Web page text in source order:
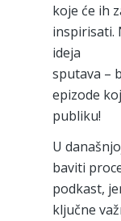
koje će ih
inspirisati.
ideja
sputava –
epizode
publiku!
U
baviti
podkast,
ključne